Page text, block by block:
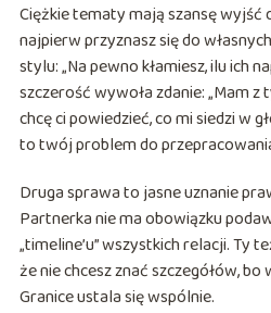
Ciężkie tematy mają szansę wyjść
najpierw przyznasz się do
stylu: „Na pewno kłamiesz, ilu ich
szczerość wywoła zdanie: „Mam
chcę ci powiedzieć, co mi siedzi w
to twój problem do
Druga sprawa to jasne uznanie
Partnerka nie ma obowiązku
„timeline’u” wszystkich relacji. Ty
że nie chcesz znać szczegółów, bo
Granice ustala się wspólnie.